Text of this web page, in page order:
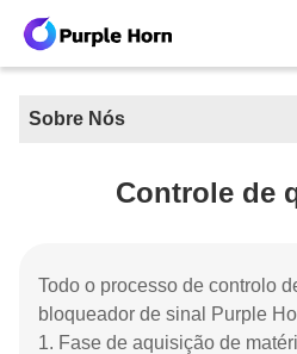
Sobre Nós
Controle de
Todo o processo de controlo
bloqueador de sinal Purple
1. Fase de aquisição de